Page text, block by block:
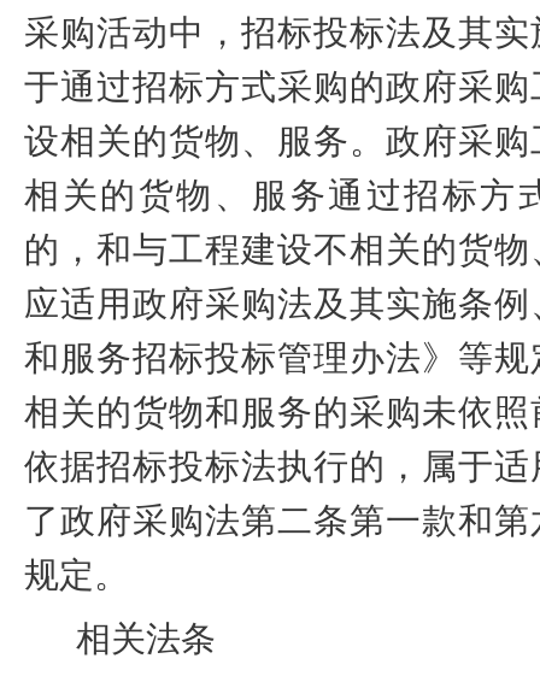
采购活动中，招标投标法及其
于通过招标方式采购的政府采
设相关的货物、服务。政府采
相关的货物、服务通过招标方
的，和与工程建设不相关的货
应适用政府采购法及其实施条
和服务招标投标管理办法》等
相关的货物和服务的采购未依
依据招标投标法执行的，属于
了政府采购法第二条第一款和
规定。
相关法条